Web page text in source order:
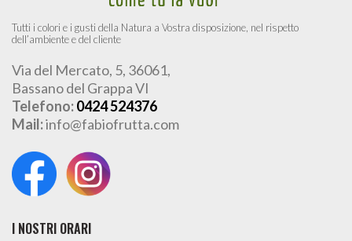
Tutti i colori e i gusti della Natura a Vostra disposizione, nel rispetto
dell’ambiente e del cliente
Via del Mercato, 5, 36061,
Bassano del Grappa VI
Telefono:0424 524376
Mail:info@fabiofrutta.com
I NOSTRI ORARI